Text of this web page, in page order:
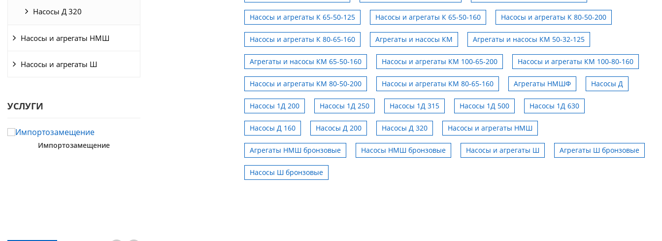
Насосы Д 320
Насосы и агрегаты НМШ
Насосы и агрегаты Ш
УСЛУГИ
Импортозамещение Импортозамещение
Насосы и агрегаты К 65-50-125 Насосы и агрегаты К 65-50-160 Насосы и агрегаты К 80-50-200
Насосы и агрегаты К 80-65-160 Агрегаты и насосы КМ Агрегаты и насосы КМ 50-32-125
Агрегаты и насосы КМ 65-50-160 Насосы и агрегаты КМ 100-65-200 Насосы и агрегаты КМ 100-80-160
Насосы и агрегаты КМ 80-50-200 Насосы и агрегаты КМ 80-65-160 Агрегаты НМШФ Насосы Д
Насосы 1Д 200 Насосы 1Д 250 Насосы 1Д 315 Насосы 1Д 500 Насосы 1Д 630
Насосы Д 160 Насосы Д 200 Насосы Д 320 Насосы и агрегаты НМШ
Агрегаты НМШ бронзовые Насосы НМШ бронзовые Насосы и агрегаты Ш Агрегаты Ш бронзовые
Насосы Ш бронзовые